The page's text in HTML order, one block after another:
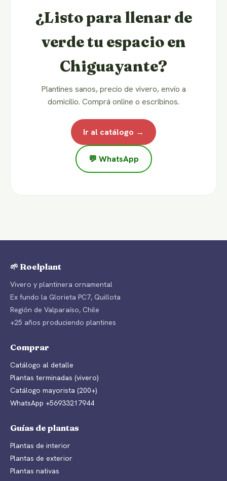
¿Listo para llenar de
verde tu espacio en
Chiguayante?
Plantines sanos, precio de vivero, envío a
domicilio. Comprá online o escribinos.
Ir al catálogo →
💬 WhatsApp
🌱 Roelplant
Vivero y plantinera ornamental
Ex fundo la Glorieta PC7, Quillota
Región de Valparaíso, Chile
+25 años produciendo plantines
Comprar
Catálogo al detalle
Plantas terminadas (vivero)
Catálogo mayorista (200+)
WhatsApp +56933217944
Guías de plantas
Plantas de interior
Plantas de exterior
Plantas nativas